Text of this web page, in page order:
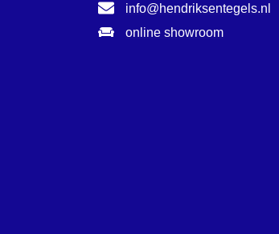
info@hendriksentegels.nl
online showroom